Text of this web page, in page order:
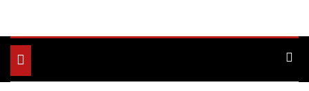
Toggle
navigation